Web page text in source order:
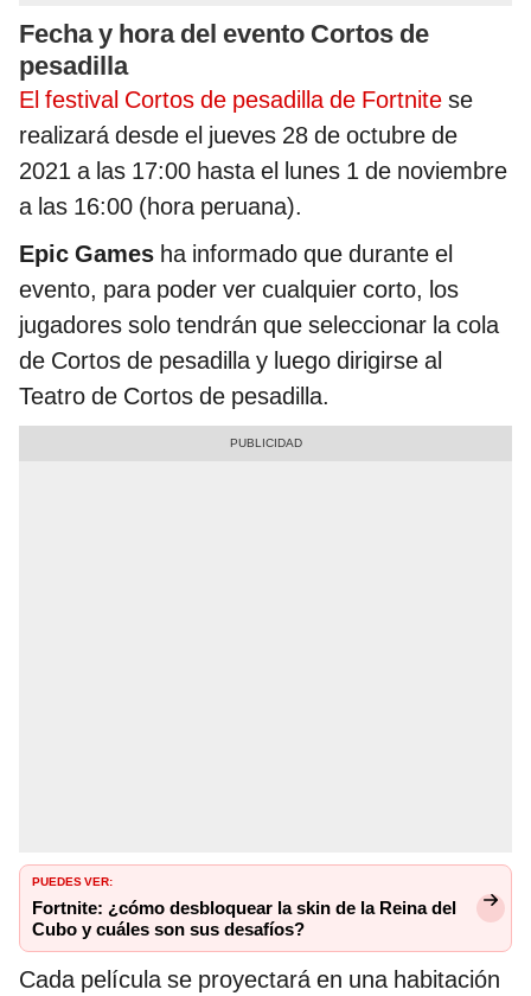
Fecha y hora del evento Cortos de
pesadilla
El festival Cortos de pesadilla de Fortnite se
realizará desde el jueves 28 de octubre de
2021 a las 17:00 hasta el lunes 1 de noviembre
a las 16:00 (hora peruana).
Epic Games ha informado que durante el
evento, para poder ver cualquier corto, los
jugadores solo tendrán que seleccionar la cola
de Cortos de pesadilla y luego dirigirse al
Teatro de Cortos de pesadilla.
PUEDES VER:
Fortnite: ¿cómo desbloquear la skin de la Reina del
Cubo y cuáles son sus desafíos?
Cada película se proyectará en una habitación